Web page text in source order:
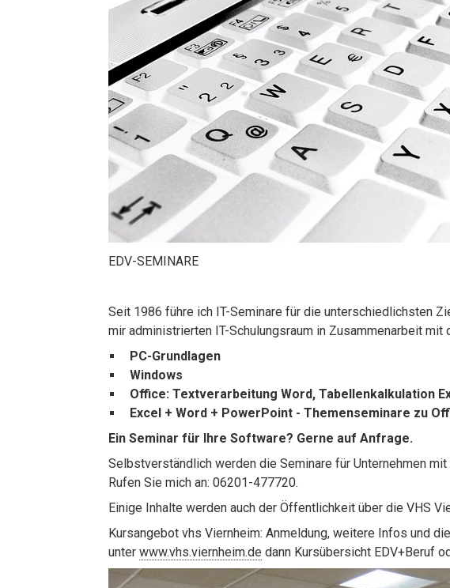
EDV-SEMINARE
Seit 1986 führe ich IT-Seminare für die unterschiedlichsten
mir administrierten IT-Schulungsraum in Zusammenarbeit
PC-Grundlagen
Windows
Office: Textverarbeitung Word, Tabellenkalkulation
Excel + Word + PowerPoint - Themenseminare zu
Ein Seminar für Ihre Software? Gerne auf Anfrage.
Selbstverständlich werden die Seminare für Unternehmen
Rufen Sie mich an: 06201-477720.
Einige Inhalte werden auch der Öffentlichkeit über die VHS
Kursangebot vhs Viernheim: Anmeldung, weitere Infos und
unter www.vhs.viernheim.de dann Kursübersicht EDV+Beruf